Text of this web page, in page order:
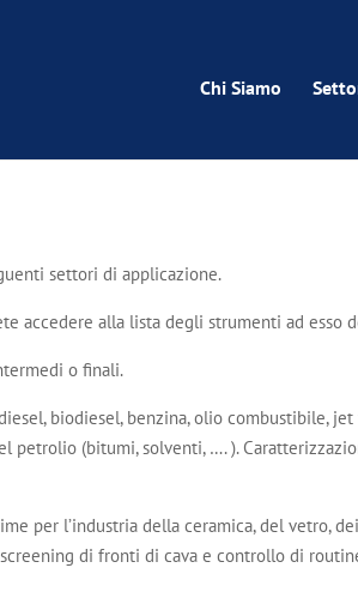
Chi Siamo
settori di applicazione.
accedere alla lista degli strumenti ad esso
o finali.
biodiesel, benzina, olio combustibile, jet
(bitumi, solventi, …. ).
per l’industria della ceramica, del vetro,
di fronti di cava e controllo di